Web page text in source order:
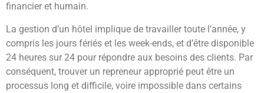
financier et humain.
La gestion d’un hôtel implique de travailler toute l’année, y
compris les jours fériés et les week-ends, et d’être disponible
24 heures sur 24 pour répondre aux besoins des clients. Par
conséquent, trouver un repreneur approprié peut être un
processus long et difficile, voire impossible dans certains